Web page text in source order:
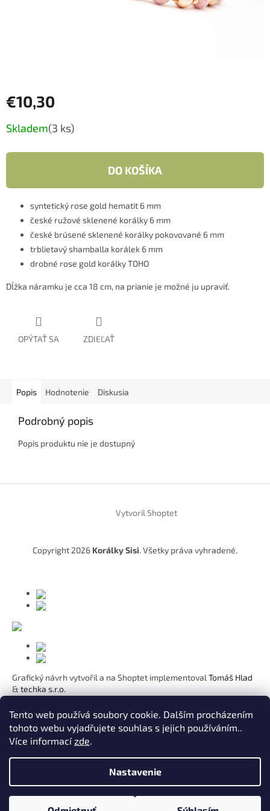
Tento web používá soubory cookie. Dalším procházením
tohoto webu vyjadřujete souhlas s jejich používáním..
Více informacízde.
Nastavenie
€10,30
Jednotková
cena:
Skladem(3 ks)
DO KOŠÍKA
syntetický rose gold hematit 6 mm
české ružové sklenené korálky 6 mm
české brúsené sklenené korálky pokovované 6 mm
trblietavý shamballa korálek 6 mm
drobné rose gold korálky TOHO
Dĺžka náramku je cca 18 cm, na prianie je možné ju upraviť.
OPÝTAŤ SA ZDIEĽAŤ
Popis Hodnotenie Diskusia
Podrobný popis
Popis produktu nie je dostupný
Vytvoril Shoptet
Copyright 2026 Korálky Sisi. Všetky práva vyhradené.
Grafický návrh vytvořil a na Shoptet implementoval Tomáš Hlad
& techka s.r.o.
Koho chcete obdarovat?
Pre mamičku
Pre moju lásku
Pre dcéru